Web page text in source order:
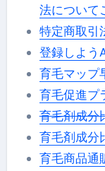
法について
特定商取引
登録しよう
育毛マップ
育毛促進プ
育毛剤成分
育毛剤成分
育毛商品通